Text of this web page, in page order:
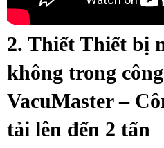
2. Thiết Thiết bị
không trong
VacuMaster –
tải lên đến 2 tấn